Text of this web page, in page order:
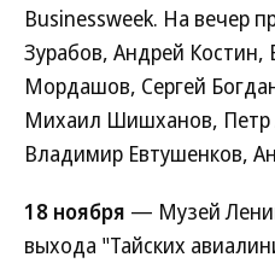
Businessweek. На вечер
Зурабов, Андрей Костин,
Мордашов, Сергей
Михаил Шишханов, Петр
Владимир Евтушенков,
18 ноября — Музей
выхода "Тайских